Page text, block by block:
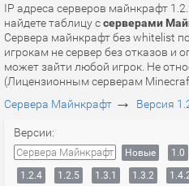
IP адреса серверов майнкрафт
найдете таблицу ссерверами
Сервера майнкрафт без whitelist
игрокам не сервер без отказов и
может зайти любой игрок. Не
(Лицензионным серверам
Сервера Майнкрафт → Версия
Версии:
Сервера Майнкрафт Новые 1.0
1.2.4
1.2.5 1.3.1 1.3.2